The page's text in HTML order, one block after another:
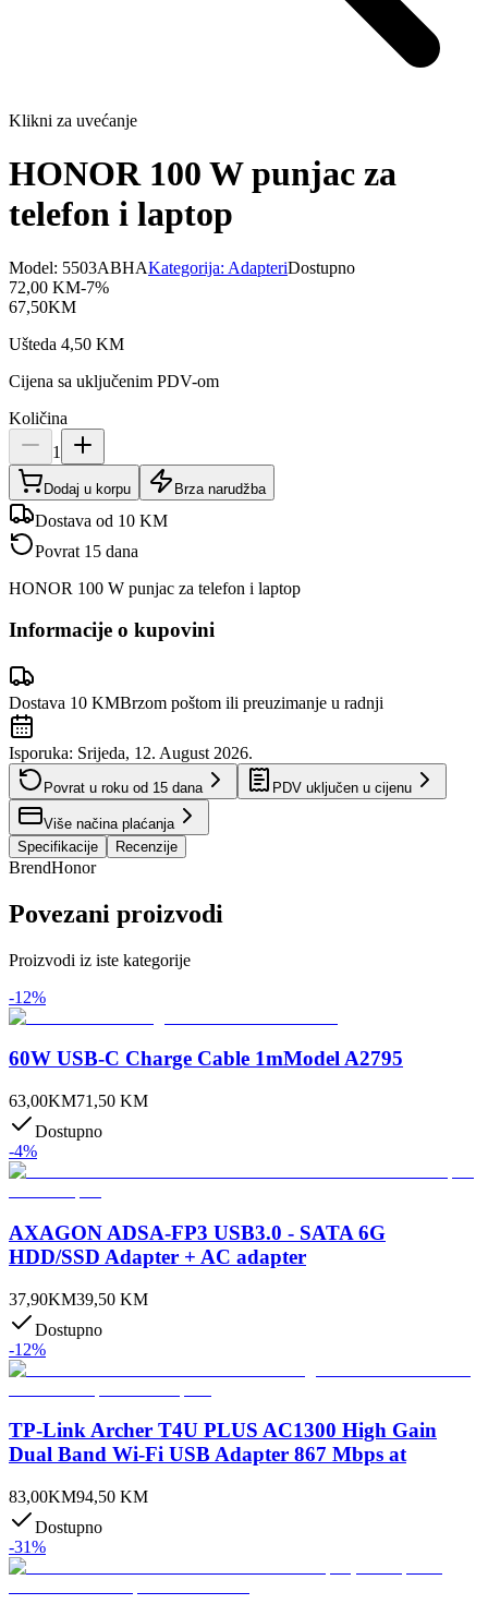
Klikni za uvećanje
HONOR 100 W punjac za
telefon i laptop
Model: 5503ABHAKategorija: AdapteriDostupno
72,00 KM-7%
67,50KM
Ušteda 4,50 KM
Cijena sa uključenim PDV-om
Količina
1
Dodaj u korpu Brza narudžba
Dostava od 10 KM
Povrat 15 dana
HONOR 100 W punjac za telefon i laptop
Informacije o kupovini
Dostava 10 KMBrzom poštom ili preuzimanje u radnji
Isporuka: Srijeda, 12. August 2026.
Povrat u roku od 15 dana PDV uključen u cijenu
Više načina plaćanja
Specifikacije
Recenzije
BrendHonor
Povezani proizvodi
Proizvodi iz iste kategorije
-12%
60W USB-C Charge Cable 1mModel A2795
63,00KM71,50 KM
Dostupno
-4%
AXAGON ADSA-FP3 USB3.0 - SATA 6G
HDD/SSD Adapter + AC adapter
37,90KM39,50 KM
Dostupno
-12%
TP-Link Archer T4U PLUS AC1300 High Gain
Dual Band Wi-Fi USB Adapter 867 Mbps at
83,00KM94,50 KM
Dostupno
-31%